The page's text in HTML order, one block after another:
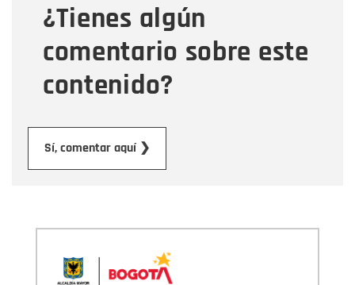
¿Tienes algún
comentario sobre este
contenido?
Sí, comentar aquí ❯
Mensaje